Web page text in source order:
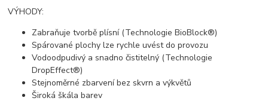
VÝHODY:
Zabraňuje tvorbě plísní (Technologie BioBlock®)
Spárované plochy lze rychle uvést do provozu
Vodoodpudivý a snadno čistitelný (Technologie
DropEffect®)
Stejnoměrné zbarvení bez skvrn a výkvětů
Široká škála barev